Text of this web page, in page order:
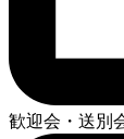
歓迎会・送別